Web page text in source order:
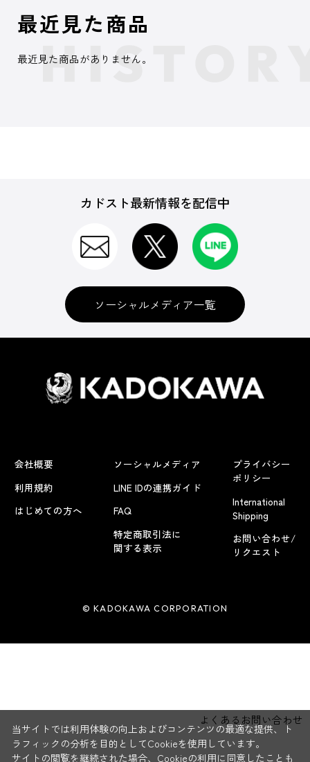
よくあるお問い合わせ
最近見た商品
最近見た商品がありません。
カドスト最新情報を配信中
ソーシャルメディア一覧
会社概要
利用規約
はじめての方へ
ソーシャルメディア
LINE IDの連携ガイド
FAQ
特定商取引法に
関する表示
プライバシー
ポリシー
International
Shipping
お問い合わせ/
リクエスト
© KADOKAWA CORPORATION
当サイトでは利用体験の向上およびコンテンツの最適な提供、ト
ラフィックの分析を目的としてCookieを使用しています。
サイトの閲覧を継続された場合、Cookieの利用に同意したことも